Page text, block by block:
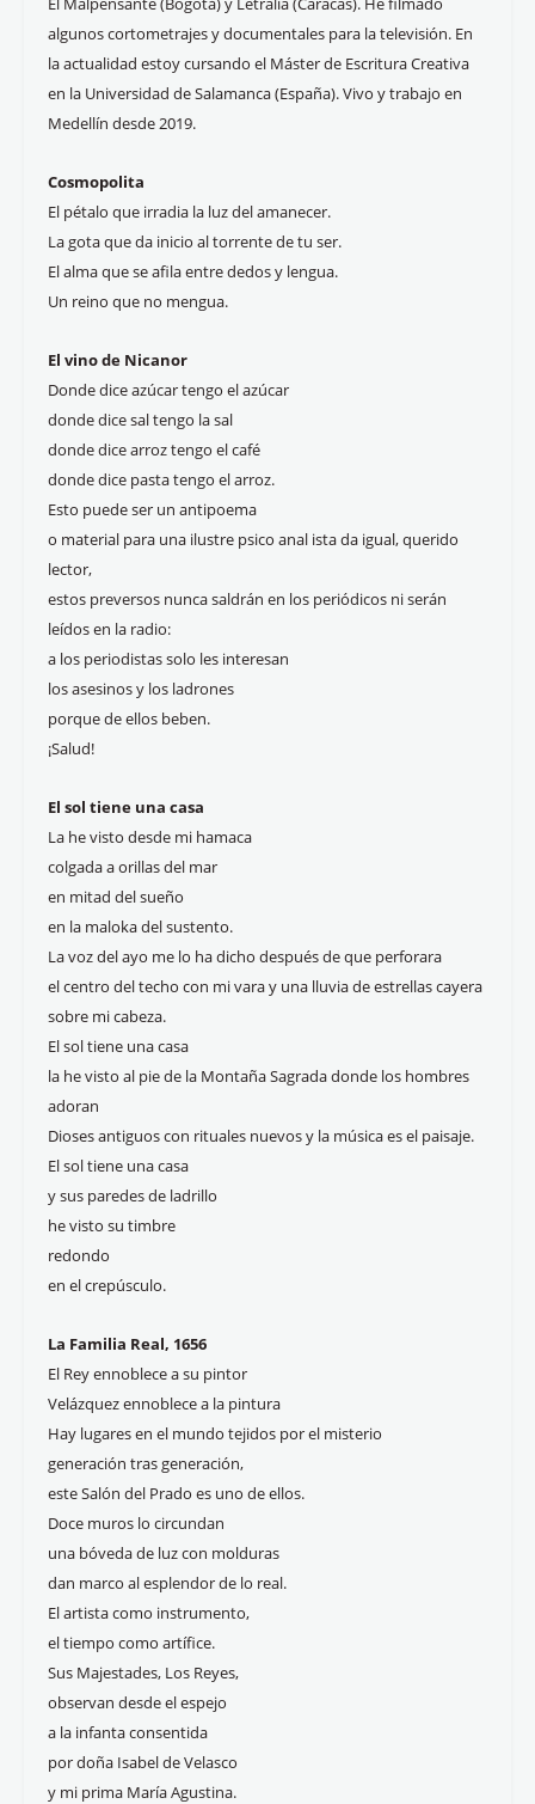
algunos cortometrajes y documentales para la televisión. En
la actualidad estoy cursando el Máster de Escritura Creativa
en la Universidad de Salamanca (España). Vivo y trabajo en
Medellín desde 2019.
Cosmopolita
El pétalo que irradia la luz del amanecer.
La gota que da inicio al torrente de tu ser.
El alma que se afila entre dedos y lengua.
Un reino que no mengua.
El vino de Nicanor
Donde dice azúcar tengo el azúcar
donde dice sal tengo la sal
donde dice arroz tengo el café
donde dice pasta tengo el arroz.
Esto puede ser un antipoema
o material para una ilustre psico anal ista da igual, querido
lector,
estos preversos nunca saldrán en los periódicos ni serán
leídos en la radio:
a los periodistas solo les interesan
los asesinos y los ladrones
porque de ellos beben.
¡Salud!
El sol tiene una casa
La he visto desde mi hamaca
colgada a orillas del mar
en mitad del sueño
en la maloka del sustento.
La voz del ayo me lo ha dicho después de que perforara
el centro del techo con mi vara y una lluvia de estrellas cayera
sobre mi cabeza.
El sol tiene una casa
la he visto al pie de la Montaña Sagrada donde los hombres
adoran
Dioses antiguos con rituales nuevos y la música es el paisaje.
El sol tiene una casa
y sus paredes de ladrillo
he visto su timbre
redondo
en el crepúsculo.
La Familia Real, 1656
El Rey ennoblece a su pintor
Velázquez ennoblece a la pintura
Hay lugares en el mundo tejidos por el misterio
generación tras generación,
este Salón del Prado es uno de ellos.
Doce muros lo circundan
una bóveda de luz con molduras
dan marco al esplendor de lo real.
El artista como instrumento,
el tiempo como artífice.
Sus Majestades, Los Reyes,
observan desde el espejo
a la infanta consentida
por doña Isabel de Velasco
y mi prima María Agustina.